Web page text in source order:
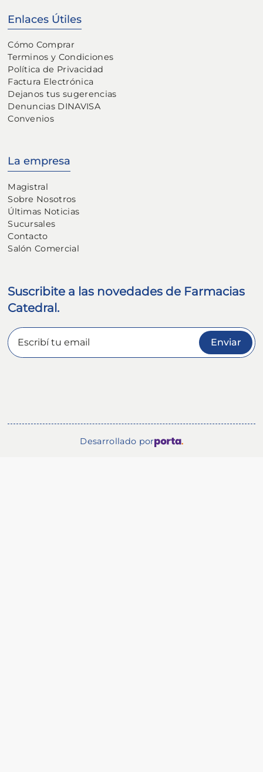
Enlaces Útiles
Cómo Comprar
Terminos y Condiciones
Política de Privacidad
Factura Electrónica
Dejanos tus sugerencias
Denuncias DINAVISA
Convenios
La empresa
Magistral
Sobre Nosotros
Últimas Noticias
Sucursales
Contacto
Salón Comercial
Suscribite a las novedades de Farmacias
Catedral.
Enviar
Desarrollado por